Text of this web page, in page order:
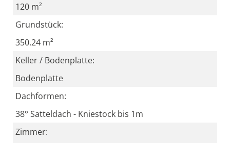
120 m²
Grundstück:
350.24 m²
Keller / Bodenplatte:
Bodenplatte
Dachformen:
38° Satteldach - Kniestock bis 1m
Zimmer: